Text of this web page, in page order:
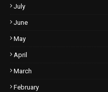
July
June
May
April
March
February